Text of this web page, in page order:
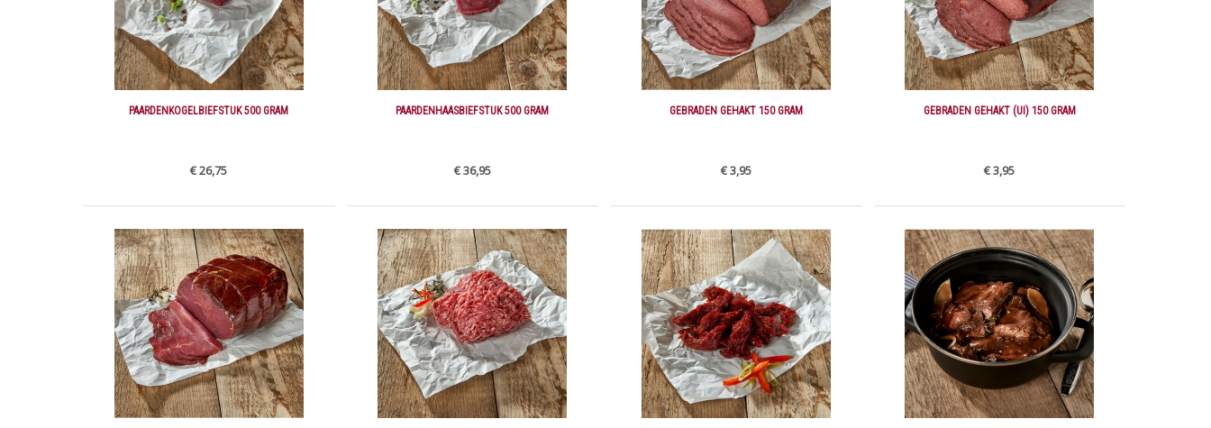
PAARDENKOGELBIEFSTUK 500 GRAM
€ 26,75
PAARDENHAASBIEFSTUK 500 GRAM
€ 36,95
GEBRADEN GEHAKT 150 GRAM
€ 3,95
GEBRADEN GEHAKT (UI) 150 GRAM
€ 3,95